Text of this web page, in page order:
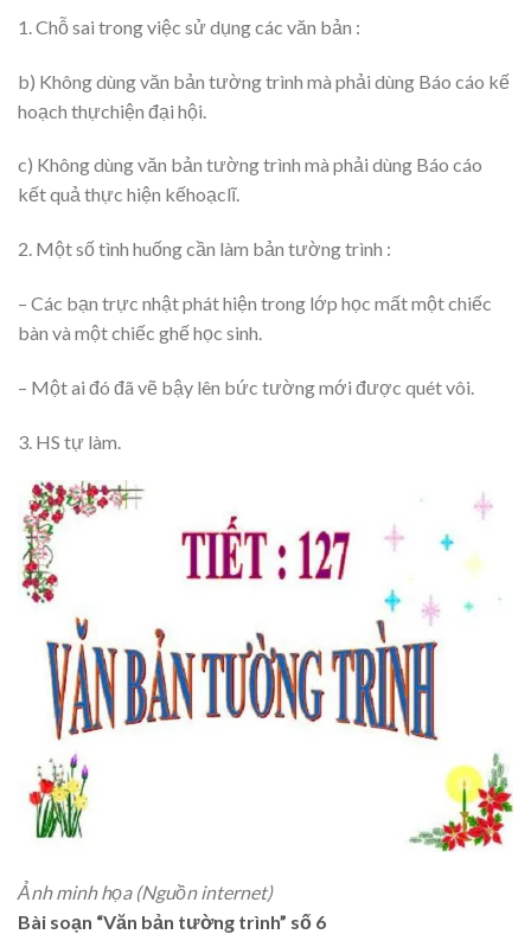
1. Chỗ sai trong việc sử dụng các văn bản :
b) Không dùng văn bản tường trình mà phải dùng Báo cáo kế
hoạch thựchiện đại hội.
c) Không dùng văn bản tường trình mà phải dùng Báo cáo
kết quả thực hiện kếhoạclĩ.
2. Một số tình huống cần làm bản tường trình :
– Các bạn trực nhật phát hiện trong lớp học mất một chiếc
bàn và một chiếc ghế học sinh.
– Một ai đó đã vẽ bậy lên bức tường mới được quét vôi.
3. HS tự làm.
Ảnh minh họa (Nguồn internet)
Bài soạn “Văn bản tường trình” số 6